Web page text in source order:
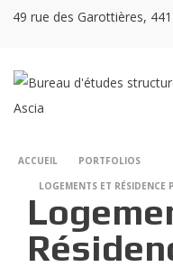
49 rue des Garottières,
ACCUEIL
PORTFOLIOS
LOGEMENTS ET